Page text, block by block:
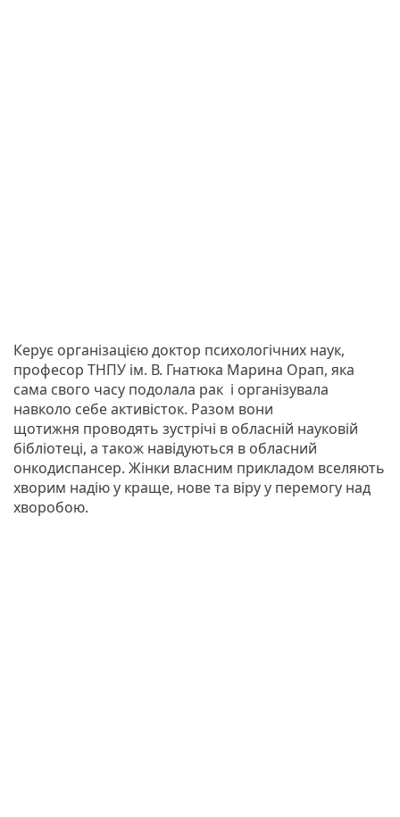
Керує організацією доктор психологічних наук,
професор ТНПУ ім. В. Гнатюка Марина Орап, яка
сама свого часу подолала рак і організувала
навколо себе активісток. Разом вони
щотижня проводять зустрічі в обласній науковій
бібліотеці, а також навідуються в обласний
онкодиспансер. Жінки власним прикладом вселяють
хворим надію у краще, нове та віру у перемогу над
хворобою.